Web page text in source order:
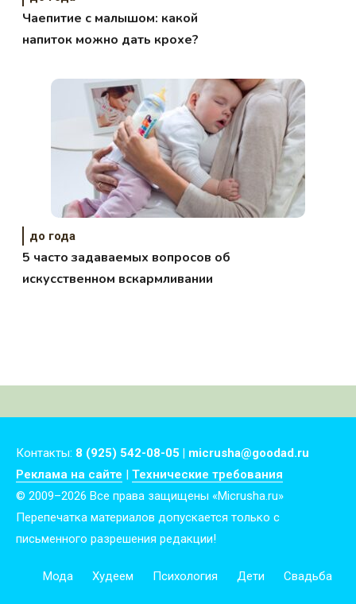
Чаепитие с малышом: какой
напиток можно дать крохе?
до года
5 часто задаваемых вопросов об
искусственном вскармливании
Контакты: 8 (925) 542-08-05 | micrusha@goodad.ru
Реклама на сайте | Технические требования
© 2009–2026 Все права защищены «Micrusha.ru»
Перепечатка материалов допускается только с
письменного разрешения редакции!
Мода Худеем Психология Дети Свадьба